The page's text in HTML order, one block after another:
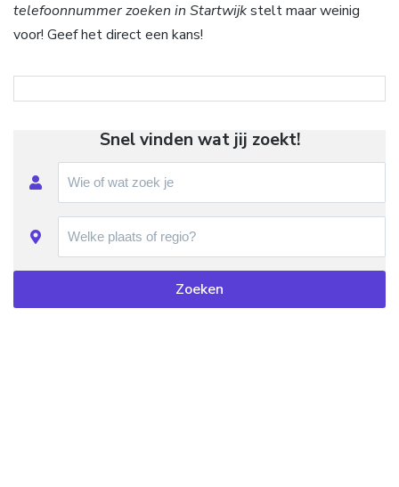
telefoonnummer zoeken in Startwijkstelt maar weinig
voor! Geef het direct een kans!
Snel vinden wat jij zoekt!